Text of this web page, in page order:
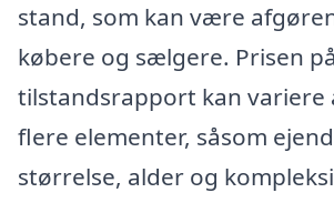
stand, som kan være
købere og sælgere. Prisen
tilstandsrapport kan
flere elementer, såsom
størrelse, alder og